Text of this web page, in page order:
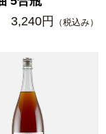
3,240円
（税込み）